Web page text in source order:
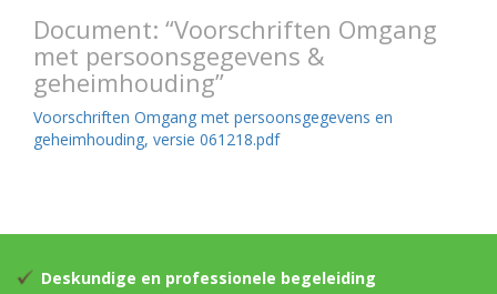
Document: “Voorschriften Omgang
met persoonsgegevens &
geheimhouding”
Voorschriften Omgang met persoonsgegevens en
geheimhouding, versie 061218.pdf
Deskundige en professionele begeleiding